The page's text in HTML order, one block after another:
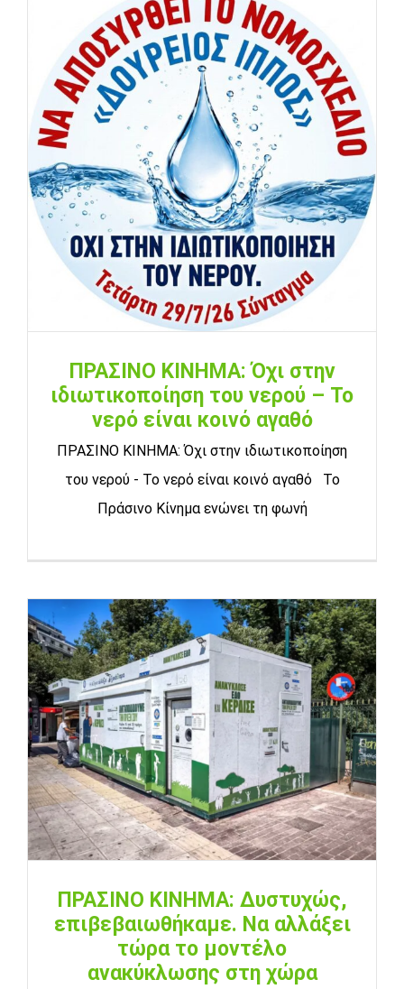
ΠΡΑΣΙΝΟ ΚΙΝΗΜΑ: Όχι στην
ιδιωτικοποίηση του νερού – Το
νερό είναι κοινό αγαθό
ΠΡΑΣΙΝΟ ΚΙΝΗΜΑ: Όχι στην ιδιωτικοποίηση
του νερού - Το νερό είναι κοινό αγαθό Το
Πράσινο Κίνημα ενώνει τη φωνή
ΠΡΑΣΙΝΟ ΚΙΝΗΜΑ: Δυστυχώς,
επιβεβαιωθήκαμε. Να αλλάξει
τώρα το μοντέλο
ανακύκλωσης στη χώρα